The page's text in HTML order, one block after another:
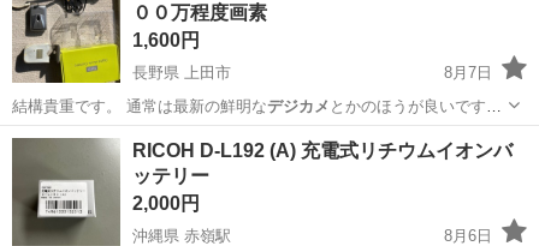
００万程度画素
1,600円
長野県 上田市
8月7日
結構貴重です。 通常は最新の鮮明なデジカメ とかのほうが良いです
が、あえてレトロ…
長野 上田市
RICOH D-L192 (A) 充電式リチウムイオンバ
ッテリー
2,000円
沖縄県 赤嶺駅
8月6日